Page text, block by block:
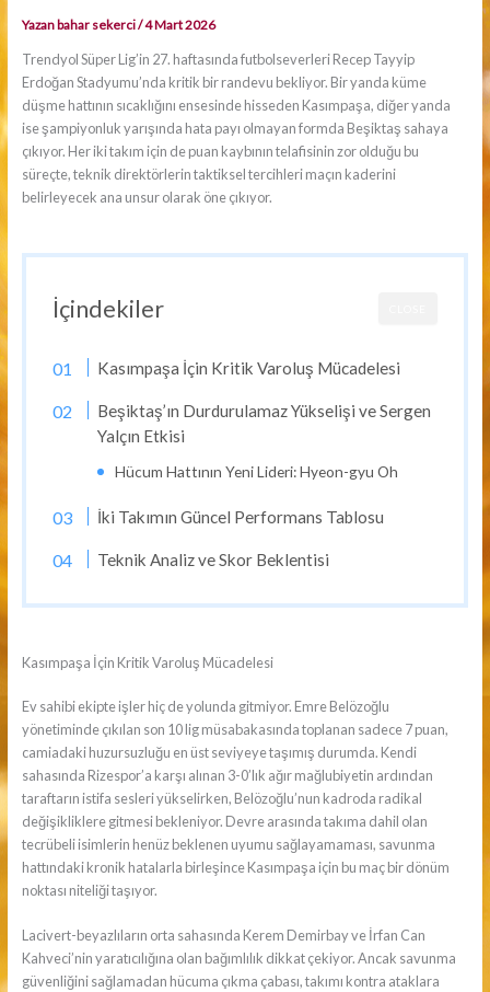
Yazan bahar sekerci/4 Mart 2026
Trendyol Süper Lig’in 27. haftasında futbolseverleri Recep Tayyip
Erdoğan Stadyumu’nda kritik bir randevu bekliyor. Bir yanda küme
düşme hattının sıcaklığını ensesinde hisseden Kasımpaşa, diğer yanda
ise şampiyonluk yarışında hata payı olmayan formda Beşiktaş sahaya
çıkıyor. Her iki takım için de puan kaybının telafisinin zor olduğu bu
süreçte, teknik direktörlerin taktiksel tercihleri maçın kaderini
belirleyecek ana unsur olarak öne çıkıyor.
İçindekiler
Kasımpaşa İçin Kritik Varoluş Mücadelesi
Beşiktaş’ın Durdurulamaz Yükselişi ve Sergen
Yalçın Etkisi
Hücum Hattının Yeni Lideri: Hyeon-gyu Oh
İki Takımın Güncel Performans Tablosu
Teknik Analiz ve Skor Beklentisi
Kasımpaşa İçin Kritik Varoluş Mücadelesi
Ev sahibi ekipte işler hiç de yolunda gitmiyor. Emre Belözoğlu
yönetiminde çıkılan son 10 lig müsabakasında toplanan sadece 7 puan,
camiadaki huzursuzluğu en üst seviyeye taşımış durumda. Kendi
sahasında Rizespor’a karşı alınan 3-0’lık ağır mağlubiyetin ardından
taraftarın istifa sesleri yükselirken, Belözoğlu’nun kadroda radikal
değişikliklere gitmesi bekleniyor. Devre arasında takıma dahil olan
tecrübeli isimlerin henüz beklenen uyumu sağlayamaması, savunma
hattındaki kronik hatalarla birleşince Kasımpaşa için bu maç bir dönüm
noktası niteliği taşıyor.
Lacivert-beyazlıların orta sahasında Kerem Demirbay ve İrfan Can
Kahveci’nin yaratıcılığına olan bağımlılık dikkat çekiyor. Ancak savunma
güvenliğini sağlamadan hücuma çıkma çabası, takımı kontra ataklara